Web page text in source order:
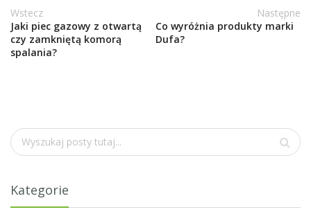
Wstecz
Jaki piec gazowy z otwartą
czy zamkniętą komorą
spalania?
Następne
Co wyróżnia produkty marki
Dufa?
Szukaj
Kategorie